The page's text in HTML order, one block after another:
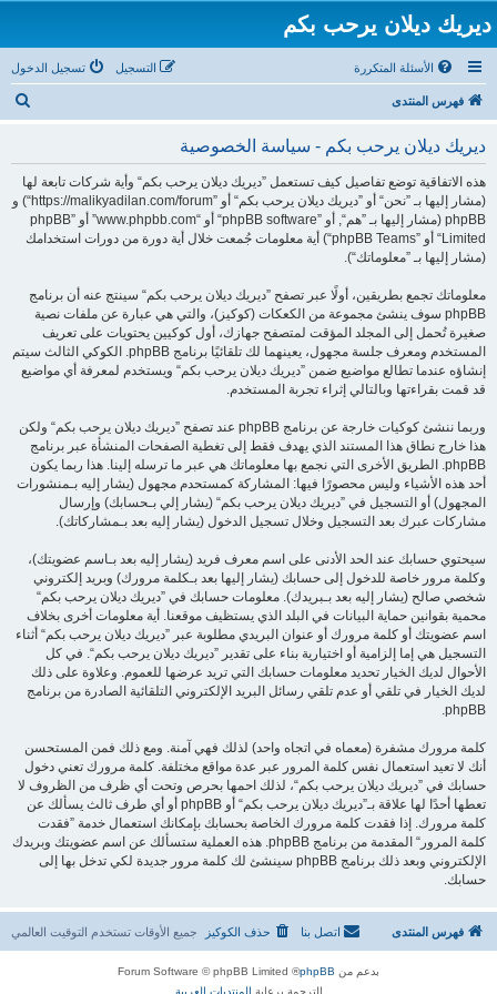
ديريك ديلان يرحب بكم
الأسئلة المتكررة تسجيل الدخول التسجيل
فهرس المنتدى
ديريك ديلان يرحب بكم - سياسة الخصوصية
هذه الاتفاقية توضع تفاصيل كيف تستعمل ”ديريك ديلان يرحب بكم“ وأية شركات تابعة لها
(مشار إليها بـ ”نحن“ أو ”ديريك ديلان يرحب بكم“ أو ”https://malikyadilan.com/forum“) و
phpBB (مشار إليها بـ ”هم“, أو ”phpBB software“ أو “www.phpbb.com” أو ”phpBB
Limited“ أو ”phpBB Teams“) أية معلومات جُمعت خلال أية دورة من دورات استخدامك
(مشار إليها بـ ”معلوماتك“).
معلوماتك تجمع بطريقين، أولًا عبر تصفح ”ديريك ديلان يرحب بكم“ سينتج عنه أن برنامج
phpBB سوف ينشئ مجموعة من الكعكات (كوكيز)، والتي هي عبارة عن ملفات نصية
صغيرة تُحمل إلى المجلد المؤقت لمتصفح جهازك، أول كوكيين يحتويات على تعريف
المستخدم ومعرف جلسة مجهول، يعينهما لك تلقائيًا برنامج phpBB. الكوكي الثالث سيتم
إنشاؤه عندما تطالع مواضيع ضمن ”ديريك ديلان يرحب بكم“ ويستخدم لمعرفة أي مواضيع
قد قمت بقراءتها وبالتالي إثراء تجربة المستخدم.
وربما ننشئ كوكيات خارجة عن برنامج phpBB عند تصفح ”ديريك ديلان يرحب بكم“ ولكن
هذا خارج نطاق هذا المستند الذي يهدف فقط إلى تغطية الصفحات المنشأة عبر برنامج
phpBB. الطريق الأخرى التي نجمع بها معلوماتك هي عبر ما ترسله إلينا. هذا ربما يكون
أحد هذه الأشياء وليس محصورًا فيها: المشاركة كمستحدم مجهول (يشار إليه بـمنشورات
المجهول) أو التسجيل في ”ديريك ديلان يرحب بكم“ (يشار إلي بـحسابك) وإرسال
مشاركات عبرك بعد التسجيل وخلال تسجيل الدخول (يشار إليه بعد بـمشاركاتك).
سيحتوي حسابك عند الحد الأدنى على اسم معرف فريد (يشار إليه بعد بـاسم عضويتك)،
وكلمة مرور خاصة للدخول إلى حسابك (يشار إليها بعد بـكلمة مرورك) وبريد إلكتروني
شخصي صالح (يشار إليه بعد بـبريدك). معلومات حسابك في ”ديريك ديلان يرحب بكم“
محمية بقوانين حماية البيانات في البلد الذي يستظيف موقعنا. أية معلومات أخرى بخلاف
اسم عضويتك أو كلمة مرورك أو عنوان البريدي مطلوبة عبر ”ديريك ديلان يرحب بكم“ أثناء
التسجيل هي إما إلزامية أو اختيارية بناء على تقدير ”ديريك ديلان يرحب بكم“. في كل
الأحوال لديك الخيار تحديد معلومات حسابك التي تريد عرضها للعموم. وعلاوة على ذلك
لديك الخيار في تلقي أو عدم تلقي رسائل البريد الإلكتروني التلقائية الصادرة من برنامج
phpBB.
كلمة مرورك مشفرة (معماه في اتجاه واحد) لذلك فهي آمنة. ومع ذلك فمن المستحسن
أنك لا تعيد استعمال نفس كلمة المرور عبر عدة مواقع مختلفة. كلمة مرورك تعني دخول
حسابك في ”ديريك ديلان يرحب بكم“، لذلك احمها بحرص وتحت أي ظرف من الظروف لا
تعطها أحدًا لها علاقة بـ”ديريك ديلان يرحب بكم“ أو phpBB أو أي طرف ثالث يسألك عن
كلمة مرورك. إذا فقدت كلمة مرورك الخاصة بحسابك بإمكانك استعمال خدمة ”فقدت
كلمة المرور“ المقدمة من برنامج phpBB. هذه العملية ستسألك عن اسم عضويتك وبريدك
الإلكتروني وبعد ذلك برنامج phpBB سينشئ لك كلمة مرور جديدة لكي تدخل بها إلى
حسابك.
فهرس المنتدى جميع الأوقات تستخدم التوقيت العالمي حذف الكوكيز اتصل بنا
بدعم من phpBB
® Forum Software © phpBB Limited
الترجمة برعاية المنتديات العربية